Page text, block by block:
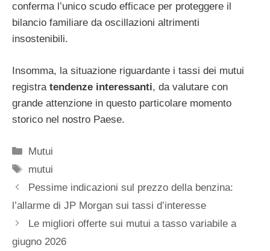
conferma l’unico scudo efficace per proteggere il
bilancio familiare da oscillazioni altrimenti
insostenibili.
Insomma, la situazione riguardante i tassi dei mutui
registra tendenze interessanti, da valutare con
grande attenzione in questo particolare momento
storico nel nostro Paese.
Categorie
Mutui
Tag
mutui
Pessime indicazioni sul prezzo della benzina:
l’allarme di JP Morgan sui tassi d’interesse
Le migliori offerte sui mutui a tasso variabile a
giugno 2026